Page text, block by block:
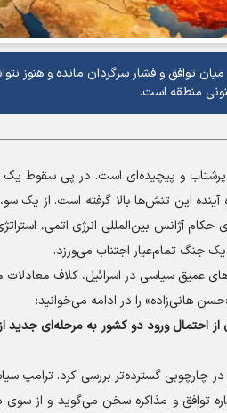
و فشار سرگردان مانده و هنوز
منطقه است.
و پیچیده‌ای است. در پی سقوط یک
این تنش‌ها بالا گرفته است. از یک
بین‌المللی انرژی اتمی،
جنگ تمام‌عیار اجتناب می‌ورزد.
عمیق سیاسی در اسرائیل، کلاف
هانی‌زاده» را در ادامه می‌خوانید:
احتمال ورود دو کشور به مرحله‌ای
چارچوبی گسترده‌تر بررسی کرد. ترامپ
توافق و مذاکره سخن می‌گوید و از سوی